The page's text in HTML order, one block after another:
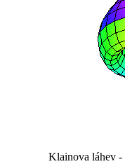
Klainova láhev -